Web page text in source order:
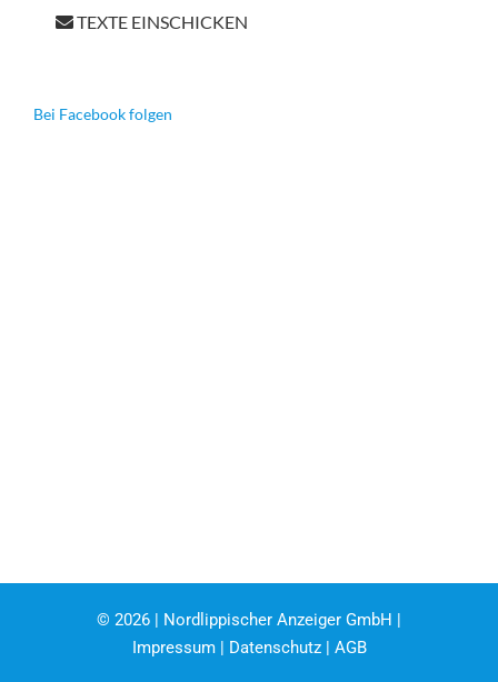
TEXTE EINSCHICKEN
Bei Facebook folgen
© 2026 | Nordlippischer Anzeiger GmbH |
Impressum| Datenschutz| AGB